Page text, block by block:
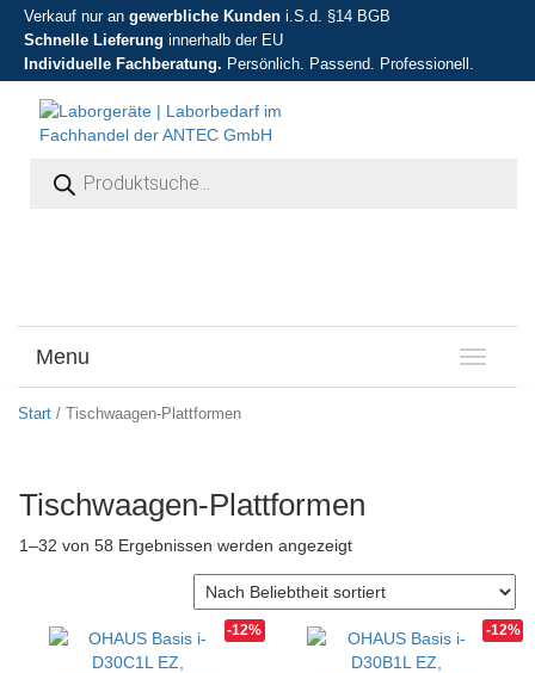
Verkauf nur an gewerbliche Kunden i.S.d. §14 BGB
Schnelle Lieferung innerhalb der EU
Individuelle Fachberatung. Persönlich. Passend. Professionell.
T
o
i
Menu
Start / Tischwaagen-Plattformen
Tischwaagen-Plattformen
1–32 von 58 Ergebnissen werden angezeigtNach Beliebtheit sortiert
-12% -12%